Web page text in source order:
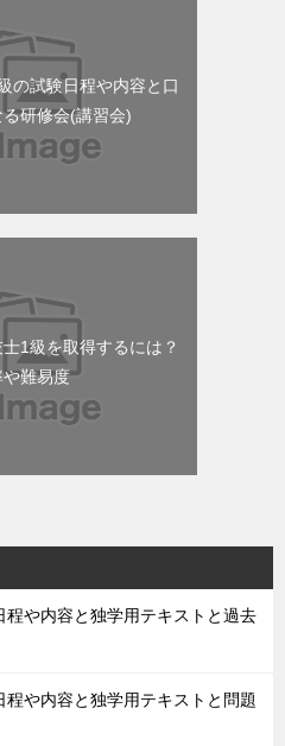
の試験日程や内容と口
研修会(講習会)
1級を取得するには？
難易度
や内容と独学用テキストと過去
や内容と独学用テキストと問題